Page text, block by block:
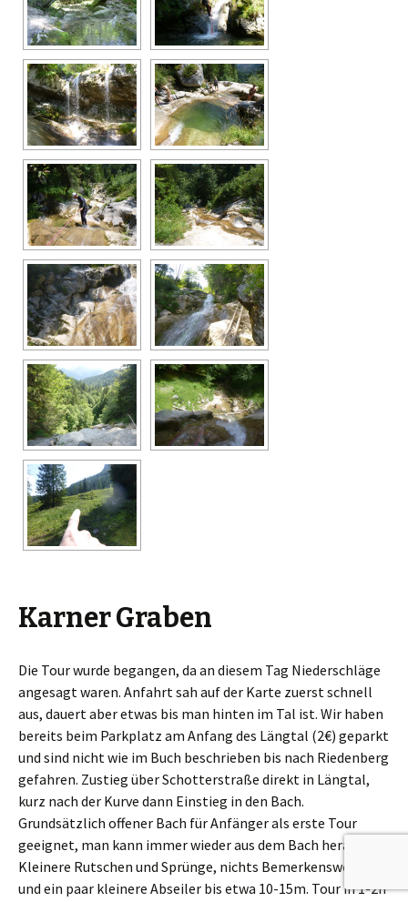
Karner Graben
Die Tour wurde begangen, da an diesem Tag Niederschläge
angesagt waren. Anfahrt sah auf der Karte zuerst schnell
aus, dauert aber etwas bis man hinten im Tal ist. Wir haben
bereits beim Parkplatz am Anfang des Längtal (2€) geparkt
und sind nicht wie im Buch beschrieben bis nach Riedenberg
gefahren. Zustieg über Schotterstraße direkt in Längtal,
kurz nach der Kurve dann Einstieg in den Bach.
Grundsätzlich offener Bach für Anfänger als erste Tour
geeignet, man kann immer wieder aus dem Bach heraus.
Kleinere Rutschen und Sprünge, nichts Bemerkenswertes
und ein paar kleinere Abseiler bis etwa 10-15m. Tour in 1-2h